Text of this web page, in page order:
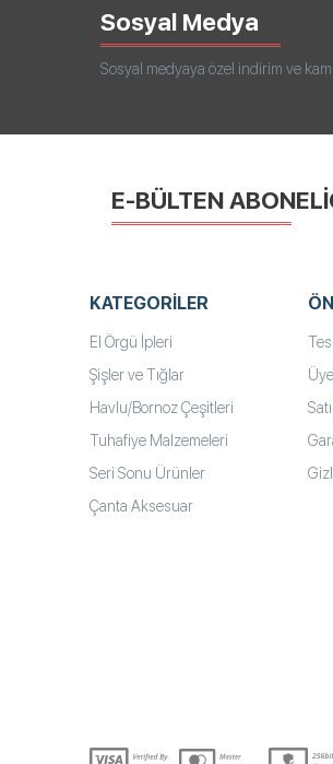
Sosyal Medya
Sosyal medyaya özel indirim ve
E-BÜLTEN
KATEGORILER
El Örgü İpleri
Şişler ve Tığlar
Havlu/Bornoz Çeşitleri
Tuhafiye Malzemeleri
Seri Sonu Ürünler
Çanta Aksesuar